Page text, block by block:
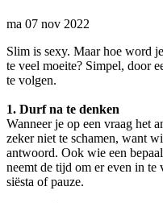
ma 07 nov 2022
Slim is sexy. Maar hoe word
te veel moeite? Simpel, door
te volgen.
1. Durf na te denken
Wanneer je op een vraag het
zeker niet te schamen, want
antwoord. Ook wie een
neemt de tijd om er even in te
siësta of pauze.